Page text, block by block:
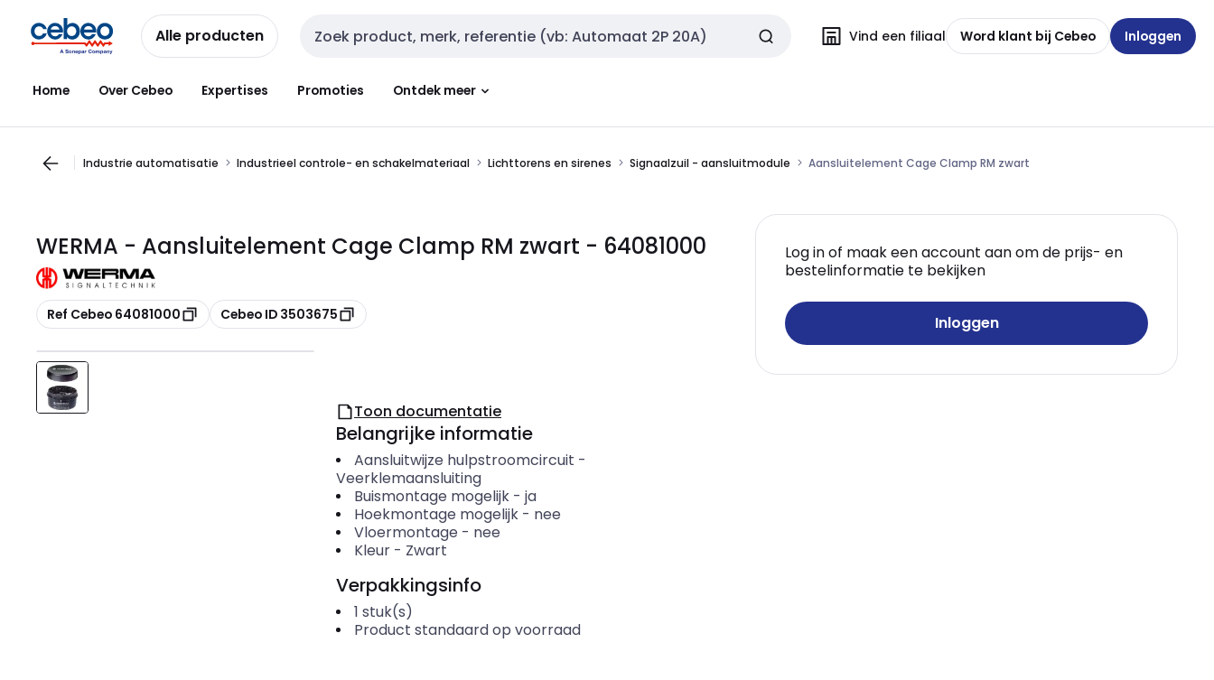
naar
navigatie
naar
inhoud
Alle producten Zoekveld invoer Vind een filiaal Word klant bij Cebeo Inloggen
Home Over Cebeo Expertises Promoties Ontdek meer
Industrie automatisatie Industrieel controle- en schakelmateriaal Lichttorens en sirenes Signaalzuil - aansluitmodule Aansluitelement Cage Clamp RM zwart
WERMA - Aansluitelement Cage Clamp RM zwart - 64081000
Kopiëren
Ref Cebeo 64081000 Kopiëren
Cebeo ID 3503675
Log in of maak een account aan om de prijs- en
bestelinformatie te bekijken
Inloggen
Toon documentatie
Belangrijke informatie
Aansluitwijze hulpstroomcircuit -
Veerklemaansluiting
Buismontage mogelijk- ja
Hoekmontage mogelijk- nee
Vloermontage - nee
Kleur- Zwart
Verpakkingsinfo
1 stuk(s)
Product standaard op voorraad